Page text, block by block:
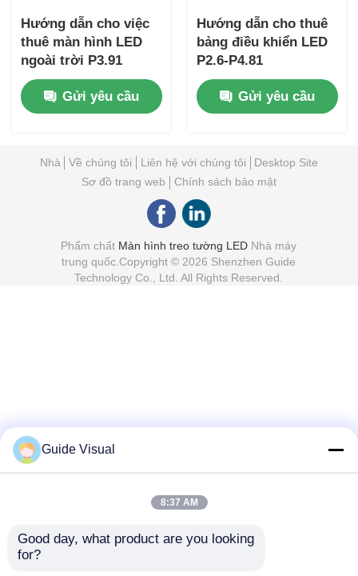
Hướng dẫn cho việc
thuê màn hình LED
ngoài trời P3.91
Gửi yêu cầu
Hướng dẫn cho thuê
bảng điều khiển LED
P2.6-P4.81
Gửi yêu cầu
Nhà Về chúng tôi Liên hệ với chúng tôi
Desktop Site
Sơ đồ trang web
Chính sách bảo mật
Phẩm chất Màn hình treo tường LED Nhà máy
trung quốc.Copyright © 2026 Shenzhen Guide
Technology Co., Ltd. All Rights Reserved.
Guide Visual
8:37 AM
Good day, what product are you looking
for?